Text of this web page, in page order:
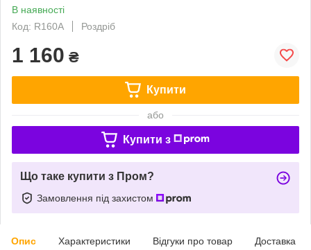
В наявності
Код: R160A
Роздріб
1 160 ₴
Купити
або
Купити з
Що таке купити з Пром?
Замовлення під захистом
Опис Характеристики Відгуки про товар Доставка